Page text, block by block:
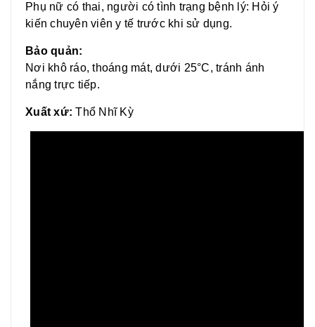
Phụ nữ có thai, người có tình trạng bệnh lý: Hỏi ý
kiến chuyên viên y tế trước khi sử dụng.
Bảo quản:
Nơi khô ráo, thoáng mát, dưới 25°C, tránh ánh
nắng trực tiếp.
Xuất xứ: Thổ Nhĩ Kỳ